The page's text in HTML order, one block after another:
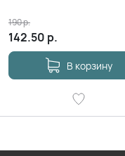
142.50 р.
190р.
В корзину